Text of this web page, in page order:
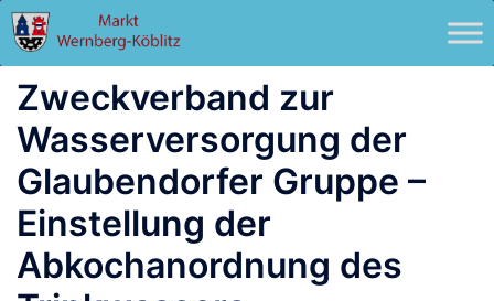
Zum
Inhalt
springen
Zweckverband zur
Wasserversorgung der
Glaubendorfer Gruppe –
Einstellung der
Abkochanordnung des